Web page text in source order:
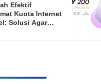
Efektif
Kuota Internet
Solusi Agar